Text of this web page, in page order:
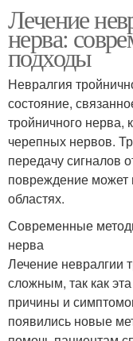
Лечение
нерва:
подходы
Невралгия
состояние,
тройничного нерва,
черепных нервов.
передачу сигналов
повреждение может
областях.
Современные
нерва
Лечение невралгии
сложным, так как
причины и
появились новые